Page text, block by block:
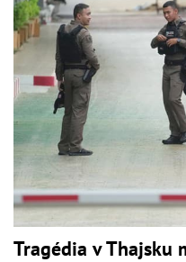
Tragédia v Thajsku